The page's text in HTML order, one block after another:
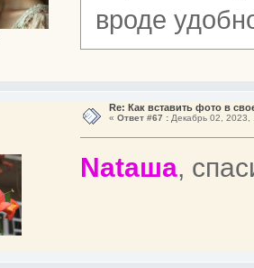
вроде
Re: Как вставить фото в
« Ответ #67 :Декабрь 02, 2023,
Nataшa,